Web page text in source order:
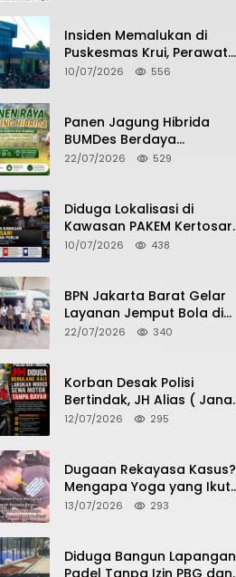
Insiden Memalukan di
Puskesmas Krui, Perawat
dan Security Berselisih
10/07/2026 556
Panen Jagung Hibrida
BUMDes Berdaya
Hilimbuasi, Bukti Nyata
22/07/2026 529
Diduga Lokalisasi di
Kawasan PAKEM Kertosari
Kembali Jadi Sorotan
10/07/2026 438
BPN Jakarta Barat Gelar
Layanan Jemput Bola di
Kantor Kecamatan Grogol
HGB ke SHM
22/07/2026 340
Korban Desak Polisi
Bertindak, JH Alias ( Jana
Haris) Diduga Berulang
12/07/2026 295
Dugaan Rekayasa Kasus?
Mengapa Yoga yang Ikut
Menangkap Pelaku
Tersangka?
13/07/2026 293
Diduga Bangun Lapangan
Padel Tanpa Izin PBG dan